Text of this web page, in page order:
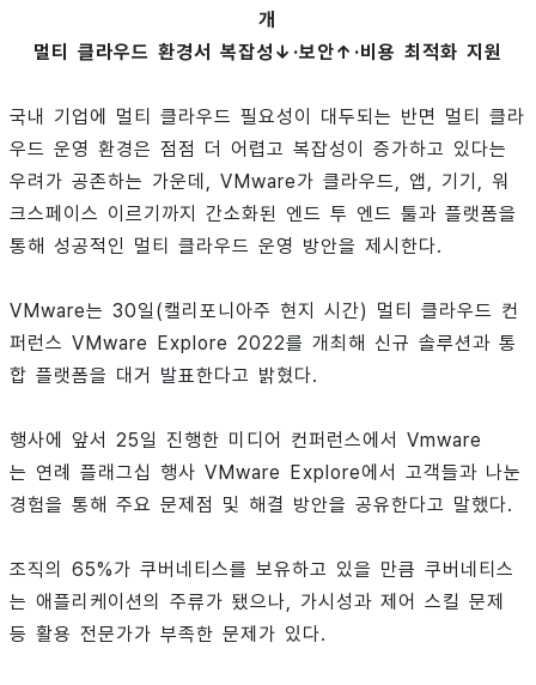
개
멀티 클라우드 환경서 복잡성↓·보안↑·비용 최적화 지원
국내 기업에 멀티 클라우드 필요성이 대두되는 반면 멀티 클라
우드 운영 환경은 점점 더 어렵고 복잡성이 증가하고 있다는
우려가 공존하는 가운데, VMware가 클라우드, 앱, 기기, 워
크스페이스 이르기까지 간소화된 엔드 투 엔드 툴과 플랫폼을
통해 성공적인 멀티 클라우드 운영 방안을 제시한다.
VMware는 30일(캘리포니아주 현지 시간) 멀티 클라우드 컨
퍼런스 VMware Explore 2022를 개최해 신규 솔루션과 통
합 플랫폼을 대거 발표한다고 밝혔다.
행사에 앞서 25일 진행한 미디어 컨퍼런스에서 Vmware
는 연례 플래그십 행사 VMware Explore에서 고객들과 나눈
경험을 통해 주요 문제점 및 해결 방안을 공유한다고 말했다.
조직의 65%가 쿠버네티스를 보유하고 있을 만큼 쿠버네티스
는 애플리케이션의 주류가 됐으나, 가시성과 제어 스킬 문제
등 활용 전문가가 부족한 문제가 있다.